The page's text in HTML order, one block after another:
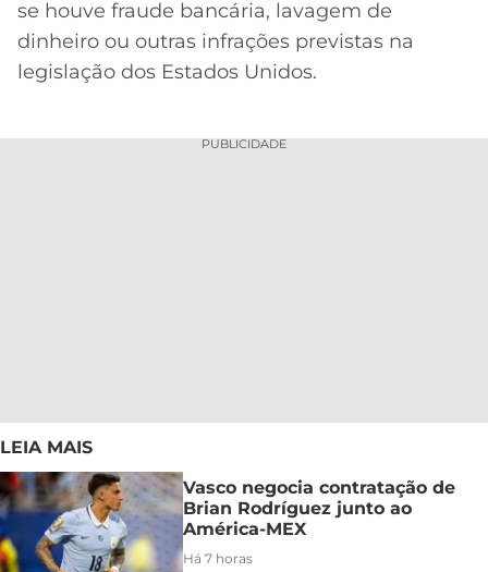
se houve fraude bancária, lavagem de
dinheiro ou outras infrações previstas na
legislação dos Estados Unidos.
PUBLICIDADE
LEIA MAIS
Vasco negocia contratação de
Brian Rodríguez junto ao
América-MEX
Há 7 horas